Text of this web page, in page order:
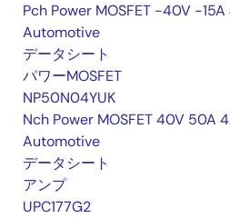
Pch Power MOSFET -40V -
Automotive
データシート
パワーMOSFET
NP50N04YUK
Nch Power MOSFET 40V 50A
Automotive
データシート
アンプ
UPC177G2